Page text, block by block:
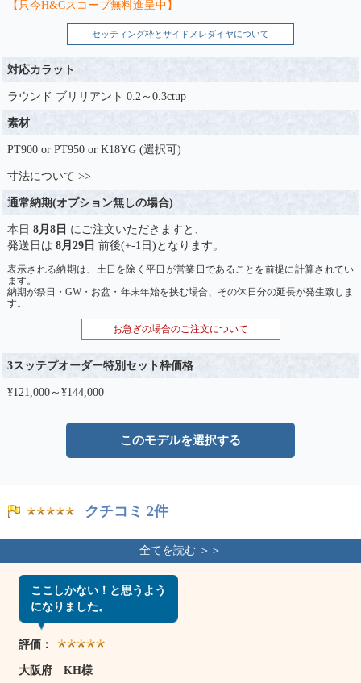
【只今H&Cスコープ無料進呈中】
セッティング枠とサイドメレダイヤについて
対応カラット
ラウンド ブリリアント 0.2～0.3ctup
素材
PT900 or PT950 or K18YG (選択可)
寸法について >>
通常納期(オプション無しの場合)
本日 8月8日 にご注文いただきますと、
発送日は 8月29日 前後(+-1日)となります。
表示される納期は、土日を除く平日が営業日であることを前提に計算されてい
ます。
納期が祭日・GW・お盆・年末年始を挟む場合、その休日分の延長が発生致しま
す。
お急ぎの場合のご注文について
3スッテプオーダー特別セット枠価格
¥121,000～¥144,000
このモデルを選択する
クチコミ 2件
ここしかない！と思うよう
になりました。
評価：
大阪府 KH様